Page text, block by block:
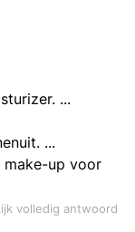
...
...
make-up voor
volledig antwoord